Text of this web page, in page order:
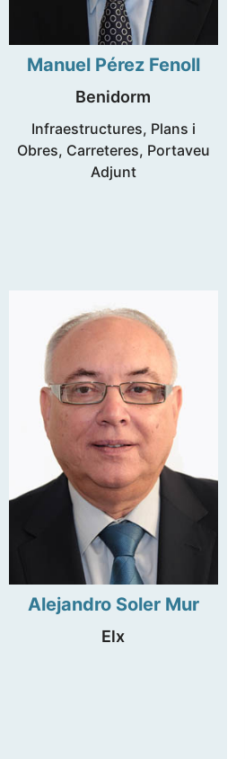
Manuel Pérez Fenoll
Benidorm
Infraestructures, Plans i
Obres, Carreteres, Portaveu
Adjunt
Alejandro Soler Mur
Elx